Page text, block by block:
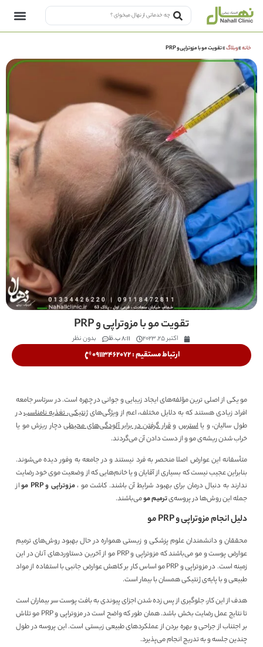
خانه»وبلاگ»تقویت مو با مزوتراپی و PRP
تقویت مو با مزوتراپی و PRP
اکتبر 25, 2023 8:11 ب.ظ بدون نظر
ارتباط مستقیم : 09113462072
مو یکی از اصلی ترین مؤلفه‌های ایجاد زیبایی و جوانی در چهره است. در سرتاسر جامعه
افراد زیادی هستند که به دلایل مختلف، اعم از ویژگی‌هایژنتیکی، تغذیه نامناسبدر
طول سالیان، و یااسترس وقرار گرفتن در برابر آلودگی‌های محیطیدچار ریزش مو یا
خراب شدن ریشه‌ی مو و از دست دادن آن می‌گردند.
متأسفانه این عوارض اصلا منحصر به فرد نیستند و در جامعه به وفور دیده‌ می‌شوند.
بنابراین عجیب نیست که بسیاری از آقایان و یا خانم‌هایی که از وضعیت موی خود رضایت
ندارند به دنبال درمان برای بهبود شرایط آن باشند. کاشت مو ،مزوتراپی و PRP مو
از
جمله این روش‌ها در پروسه‌یترمیم مومی‌باشند.
دلیل انجام مزوتراپی و PRP مو
محققان و دانشمندان علوم پزشکی و زیستی همواره در حال بهبود روش‌های ترمیم
عوارض پوست و مو می‌باشند که مزوتراپی و PRP مو از آخرین دستاوردهای آنان در این
زمینه است. در مزوتراپی و PRP مو اساس کار بر کاهش عوارض جانبی با استفاده از مواد
طبیعی و با پایه‌ی ژنتیکی همسان با بیمار است.
هدف از این کار، جلوگیری از پس زده شدن اجزای پیوندی به بافت پوست سر بیماران است
تا نتایج عمل رضایت بخش باشد. همان طور که واضح است در مزوتراپی و PRP مو تلاش
بر اجتناب از جراحی و بهره بردن از عملکردهای طبیعی زیستی است. این پروسه در طول
چندین جلسه و به تدریج انجام می‌پذیرد.